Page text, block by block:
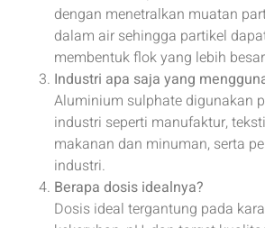
dengan menetralkan muatan
dalam air sehingga partikel
membentuk flok yang lebih
Industri apa saja yang
Aluminium sulphate digunakan
industri seperti manufaktur,
makanan dan minuman, serta
industri.
Berapa dosis idealnya?
Dosis ideal tergantung pada